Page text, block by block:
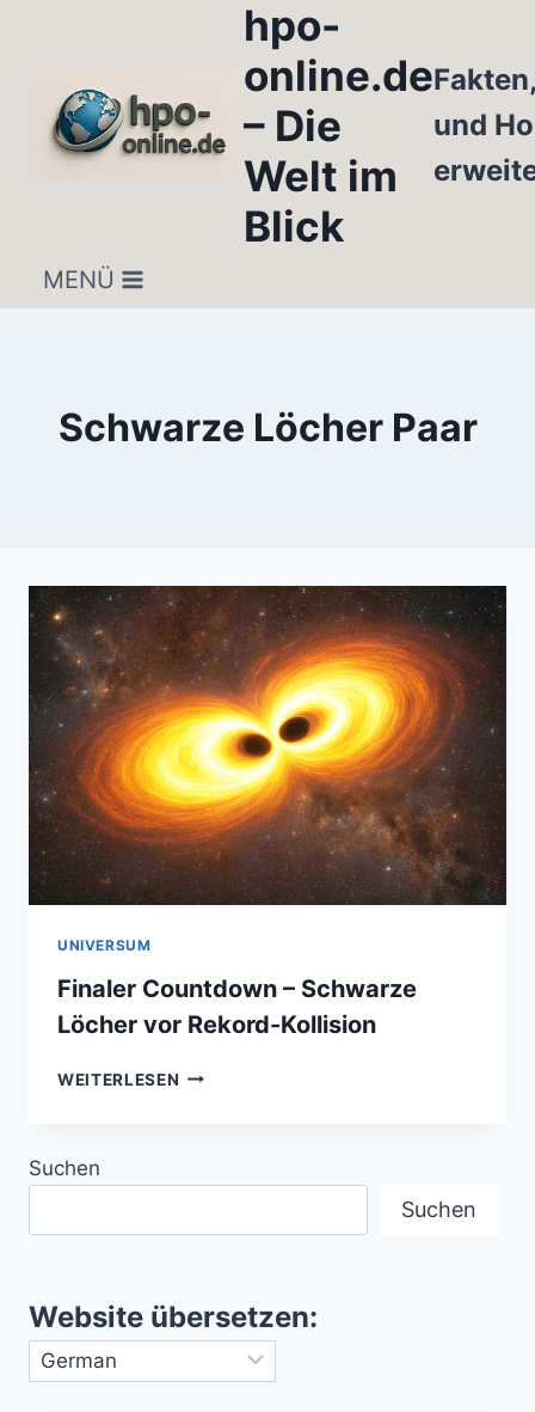
hpo-
online.de
– Die
Welt im
Blick
und
MENÜ
Schwarze Löcher Paar
UNIVERSUM
Finaler Countdown – Schwarze
Löcher vor Rekord-Kollision
WEITERLESEN FINALER
Suchen
Suchen
Website übersetzen: